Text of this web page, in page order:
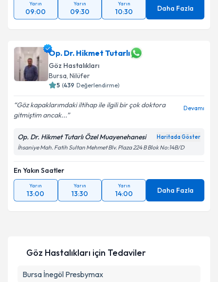
Yarın
09:00
Yarın
09:30
Yarın
10:30 Daha Fazla
Op. Dr. Hikmet Tutarlı
Göz Hastalıkları
Bursa, Nilüfer
5 (439 Değerlendirme)
Göz kapaklarımdaki iltihap ile ilgili bir çok doktora
gitmiştim ancak...
Devamı
Op. Dr. Hikmet Tutarlı Özel Muayenehanesi Haritada Göster
İhsaniye Mah. Fatih Sultan Mehmet Blv. Plaza 224 B Blok No:14B/D
En Yakın Saatler
Yarın
13:00
Yarın
13:30
Yarın
14:00 Daha Fazla
Göz Hastalıkları için Tedaviler
Bursa İnegöl Presbymax